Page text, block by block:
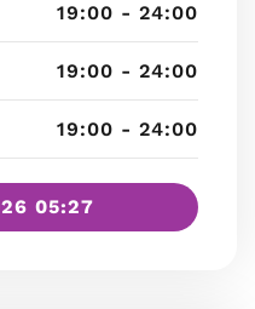
19:00 - 24:00
19:00 - 24:00
19:00 - 24:00
05:27